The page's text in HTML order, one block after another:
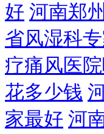
好 河南郑
省风湿科
疗痛风医
花多少钱
家最好 河